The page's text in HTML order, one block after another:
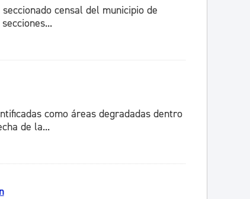
censal del municipio de
como áreas degradadas dentro
de la...